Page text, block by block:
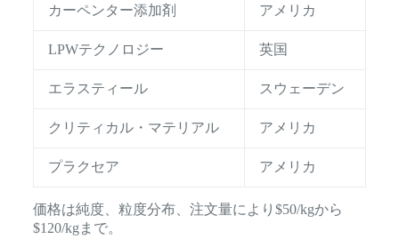
カーペンター添加剤 アメリカ
LPWテクノロジー 英国
エラスティール スウェーデン
クリティカル・マテリアル アメリカ
プラクセア アメリカ
価格は純度、粒度分布、注文量により$50/kgから
$120/kgまで。